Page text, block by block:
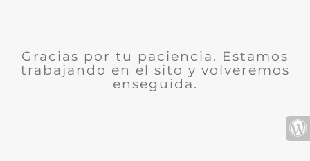
Gracias por tu paciencia. Estamos
trabajando en el sito y volveremos
enseguida.